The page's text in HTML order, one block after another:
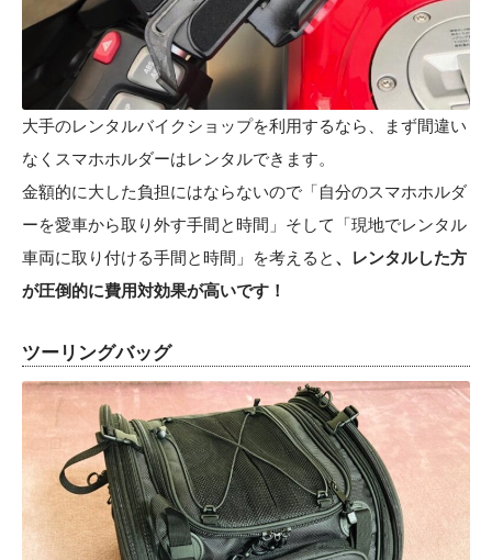
大手のレンタルバイクショップを利用するなら、まず間違い
なくスマホホルダーはレンタルできます。
金額的に大した負担にはならないので「自分のスマホホルダ
ーを愛車から取り外す手間と時間」そして「現地でレンタル
車両に取り付ける手間と時間」を考えると 、レンタルした方
が圧倒的に費用対効果が高いです！
ツーリングバッグ